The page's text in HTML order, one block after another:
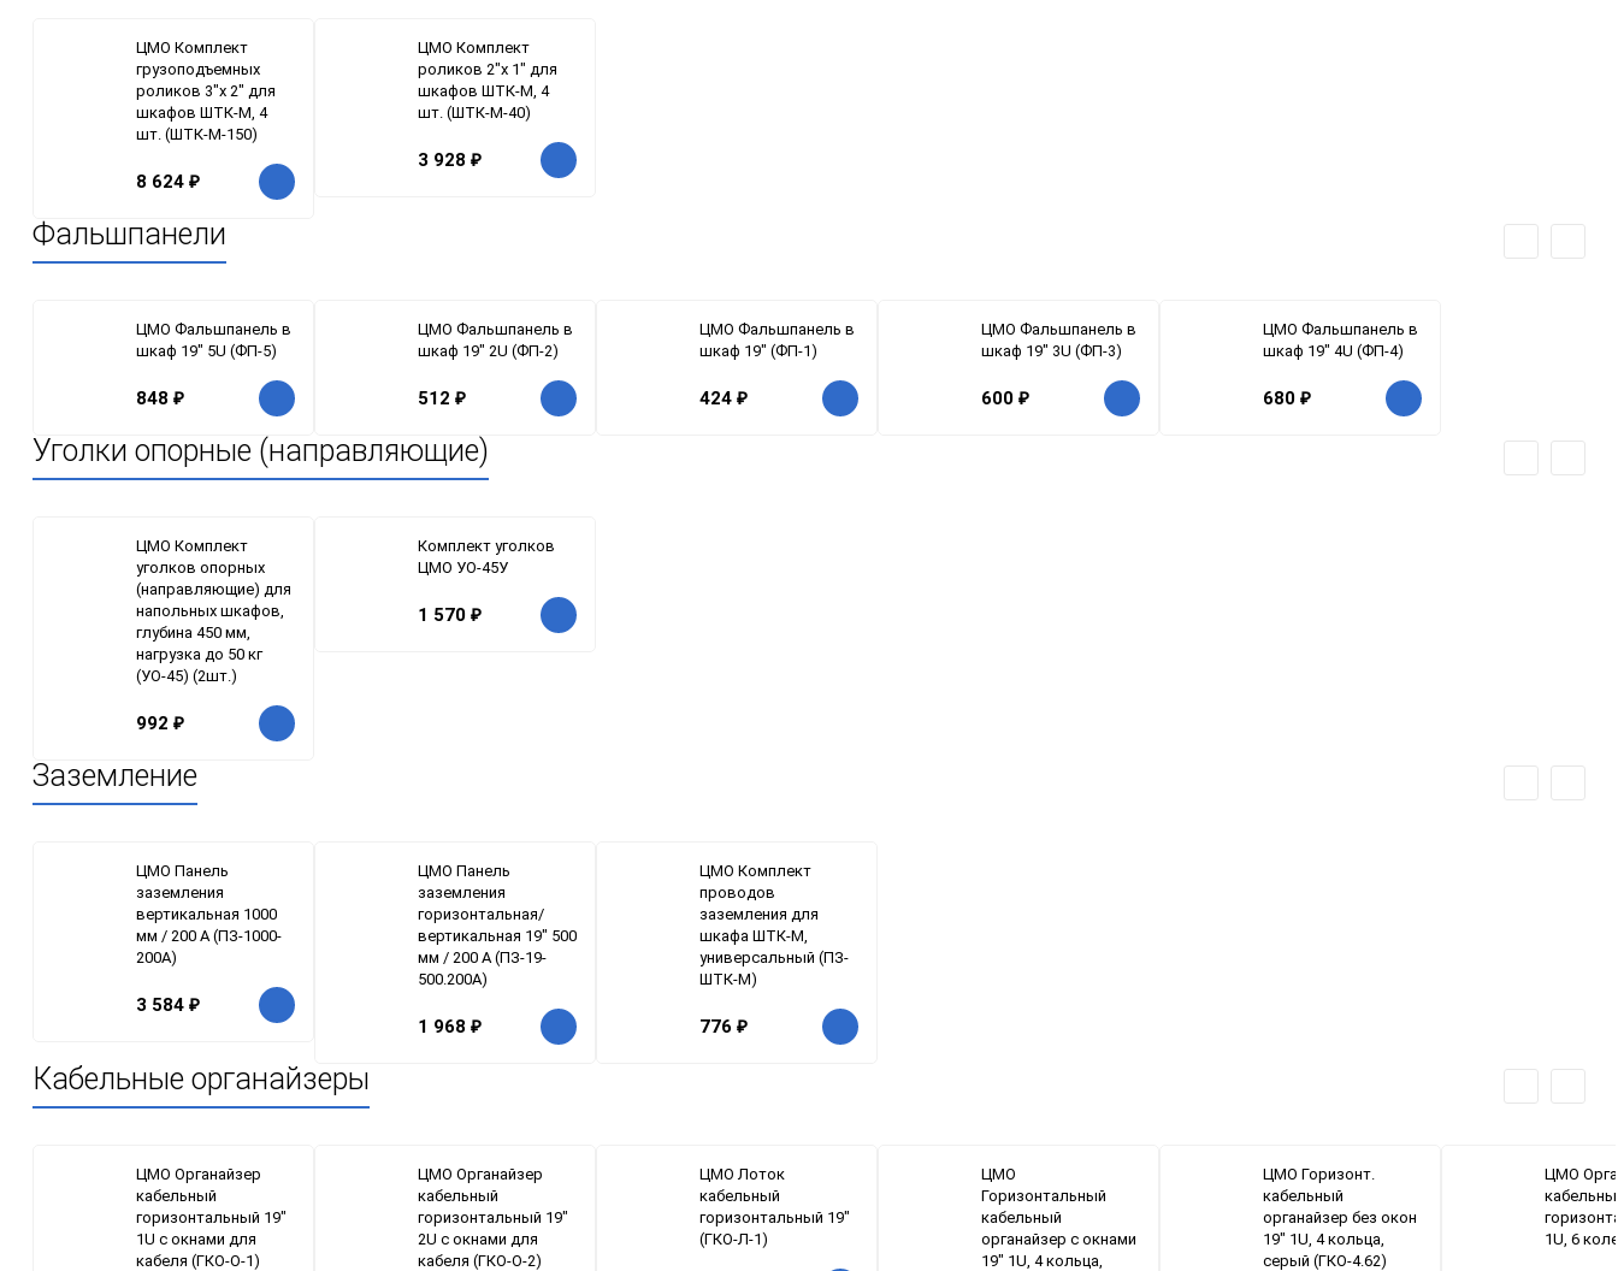
ЦМО Комплект
грузоподъемных
роликов 3"x 2" для
шкафов ШТК-М, 4
шт. (ШТК-М-150)
8 624 ₽
ЦМО Комплект
роликов 2"x 1" для
шкафов ШТК-М, 4
шт. (ШТК-М-40)
3 928 ₽
Фальшпанели
ЦМО Фальшпанель в
шкаф 19" 5U (ФП-5)
848 ₽
ЦМО Фальшпанель в
шкаф 19" 2U (ФП-2)
512 ₽
ЦМО Фальшпанель в
шкаф 19" (ФП-1)
424 ₽
ЦМО Фальшпанель в
шкаф 19" 3U (ФП-3)
600 ₽
ЦМО Фальшпанель в
шкаф 19" 4U (ФП-4)
680 ₽
Уголки опорные (направляющие)
ЦМО Комплект
уголков опорных
(направляющие) для
напольных шкафов,
глубина 450 мм,
нагрузка до 50 кг
(УО-45) (2шт.)
992 ₽
Комплект уголков
ЦМО УО-45У
1 570 ₽
Заземление
ЦМО Панель
заземления
вертикальная 1000
мм / 200 А (ПЗ-1000-
200А)
3 584 ₽
ЦМО Панель
заземления
горизонтальная/
вертикальная 19" 500
мм / 200 А (ПЗ-19-
500.200А)
1 968 ₽
ЦМО Комплект
проводов
заземления для
шкафа ШТК-М,
универсальный (ПЗ-
ШТК-М)
776 ₽
Кабельные органайзеры
ЦМО Органайзер
кабельный
горизонтальный 19"
1U с окнами для
кабеля (ГКО-О-1)
ЦМО Органайзер
кабельный
горизонтальный 19"
2U с окнами для
кабеля (ГКО-О-2)
ЦМО Лоток
кабельный
горизонтальный 19"
(ГКО-Л-1)
ЦМО
Горизонтальный
кабельный
органайзер с окнами
19" 1U, 4 кольца,
ЦМО Горизонт.
кабельный
органайзер без окон
19" 1U, 4 кольца,
серый (ГКО-4.62)
ЦМО
1U, 6